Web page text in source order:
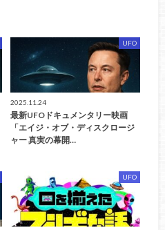
UFO
2025.11.24
最新UFOドキュメンタリー映画
「エイジ・オブ・ディスクロージ
ャー 真実の幕開…
UFO